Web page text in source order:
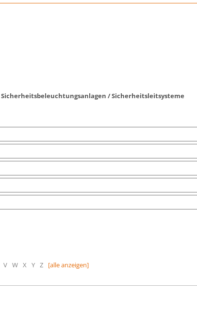
Sicherheitsbeleuchtungsanlagen / Sicherheitsleitsysteme
V W X Y Z [alle anzeigen]